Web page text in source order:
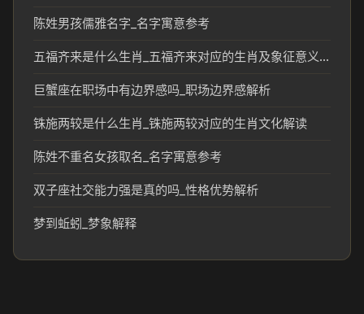
陈姓男孩儒雅名字_名字寓意参考
五福齐来是什么生肖_五福齐来对应的生肖及象征意义解析
巨蟹座在职场中有边界感吗_职场边界感解析
铢施两较是什么生肖_铢施两较对应的生肖文化解读
陈姓不重名女孩取名_名字寓意参考
双子座社交能力强是真的吗_性格优势解析
梦到蚯蚓_梦象解释